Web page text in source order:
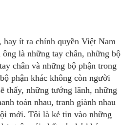
ít ra chính quyền Việt Nam
là những tay chân, những bộ
chân và những bộ phận trong
phận khác không còn người
thấy, những tướng lãnh, những
toán nhau, tranh giành nhau
mới. Tôi là kẻ tin vào những